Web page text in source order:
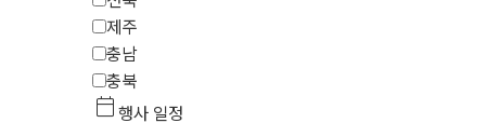
제주
충남
충북
calendar_today행사 일정